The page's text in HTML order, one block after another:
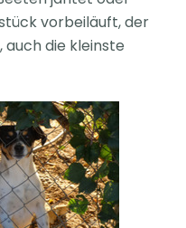
vorbeiläuft, der
die kleinste